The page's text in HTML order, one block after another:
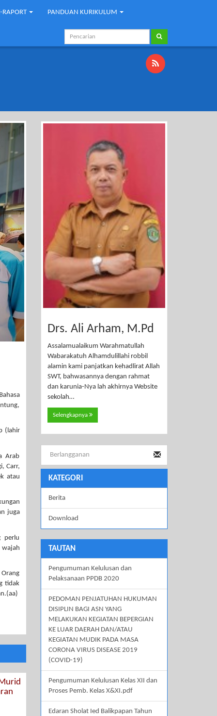
RAPORT PANDUAN KURIKULUM
(lahir
Arab
Carr,
atau
juga
perlu
wajah
tidak
Drs. Ali Arham, M.Pd
Assalamualaikum Warahmatullah
Wabarakatuh Alhamdulillahi robbil
alamin kami panjatkan kehadlirat Allah
SWT, bahwasannya dengan rahmat
dan karunia-Nya lah akhirnya Website
sekolah…
Selengkapnya
KATEGORI
Berita
Download
TAUTAN
Pengumuman Kelulusan dan
Pelaksanaan PPDB 2020
PEDOMAN PENJATUHAN HUKUMAN
DISIPLIN BAGI ASN YANG
MELAKUKAN KEGIATAN BEPERGIAN
KE LUAR DAERAH DAN/ATAU
KEGIATAN MUDIK PADA MASA
CORONA VIRUS DISEASE 2019
(COVID-19)
Pengumuman Kelulusan Kelas XII dan
Proses Pemb. Kelas X&XI.pdf
Edaran Sholat Ied Balikpapan Tahun